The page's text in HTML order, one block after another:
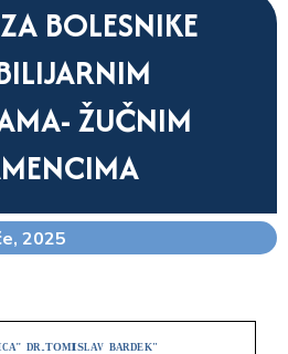
BOLESNIKE
ŽUČNIM
2025